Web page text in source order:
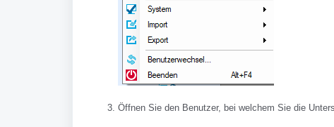
Öffnen Sie den Benutzer, bei welchem Sie die